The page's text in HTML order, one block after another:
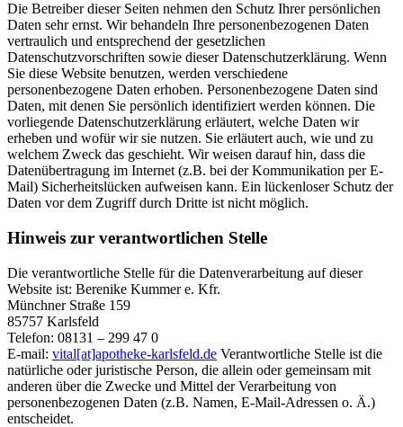
Die Betreiber dieser Seiten nehmen den Schutz Ihrer persönlichen
Daten sehr ernst. Wir behandeln Ihre personenbezogenen Daten
vertraulich und entsprechend der gesetzlichen
Datenschutzvorschriften sowie dieser Datenschutzerklärung. Wenn
Sie diese Website benutzen, werden verschiedene
personenbezogene Daten erhoben. Personenbezogene Daten sind
Daten, mit denen Sie persönlich identifiziert werden können. Die
vorliegende Datenschutzerklärung erläutert, welche Daten wir
erheben und wofür wir sie nutzen. Sie erläutert auch, wie und zu
welchem Zweck das geschieht. Wir weisen darauf hin, dass die
Datenübertragung im Internet (z.B. bei der Kommunikation per E-
Mail) Sicherheitslücken aufweisen kann. Ein lückenloser Schutz der
Daten vor dem Zugriff durch Dritte ist nicht möglich.
Hinweis zur verantwortlichen Stelle
Die verantwortliche Stelle für die Datenverarbeitung auf dieser
Website ist: Berenike Kummer e. Kfr.
Münchner Straße 159
85757 Karlsfeld
Telefon: 08131 – 299 47 0
E-mail: vital[at]apotheke-karlsfeld.de Verantwortliche Stelle ist die
natürliche oder juristische Person, die allein oder gemeinsam mit
anderen über die Zwecke und Mittel der Verarbeitung von
personenbezogenen Daten (z.B. Namen, E-Mail-Adressen o. Ä.)
entscheidet.